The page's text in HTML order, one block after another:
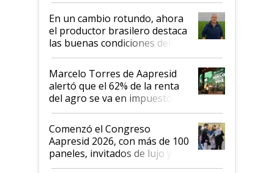
suelo es hablar de todo el
sistema productivo"
En un cambio rotundo, ahora
el productor brasilero destaca
las buenas condiciones del
agro argentino para invertir:
"Los veo más motivados"
Marcelo Torres de Aapresid
alertó que el 62% de la renta
del agro se va en impuestos:
"No es bueno que en
Argentina se sigan discutiendo
las mismas cosas de hace 50
años"
Comenzó el Congreso
Aapresid 2026, con más de 100
paneles, invitados de lujo y
todas las tendencias